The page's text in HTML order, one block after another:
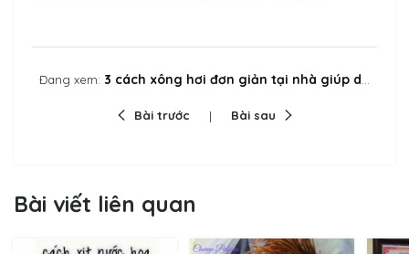
Đang xem: 3 cách xông hơi đơn giản tại nhà giúp da mặt đẹp mịn màng
Bài trước Bài sau
Bài viết liên quan